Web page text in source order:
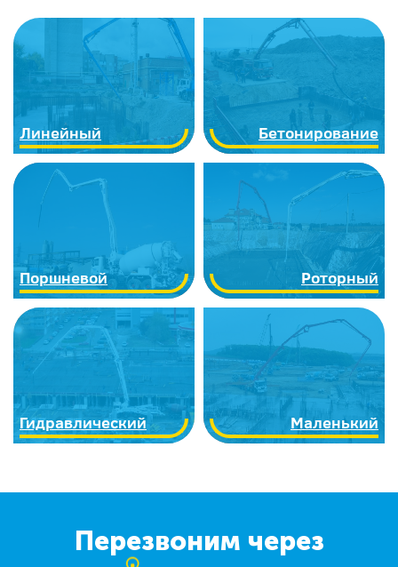
Линейный Бетонирование
Поршневой Роторный
Гидравлический Маленький
Перезвоним через